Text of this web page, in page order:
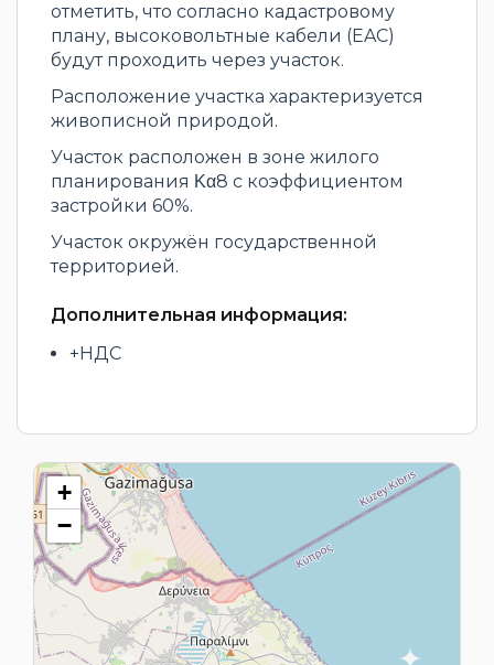
отметить, что согласно кадастровому
плану, высоковольтные кабели (EAC)
будут проходить через участок.
Расположение участка характеризуется
живописной природой.
Участок расположен в зоне жилого
планирования Κα8 с коэффициентом
застройки 60%.
Участок окружён государственной
территорией.
Дополнительная информация:
+НДС
+
−